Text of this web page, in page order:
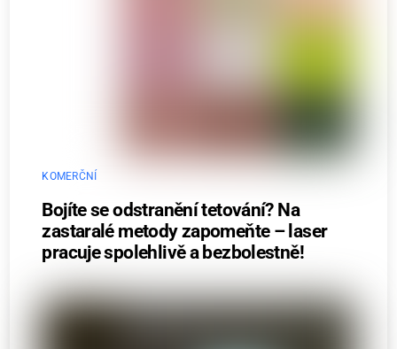
KOMERČNÍ
Bojíte se odstranění tetování? Na
zastaralé metody zapomeňte – laser
pracuje spolehlivě a bezbolestně!